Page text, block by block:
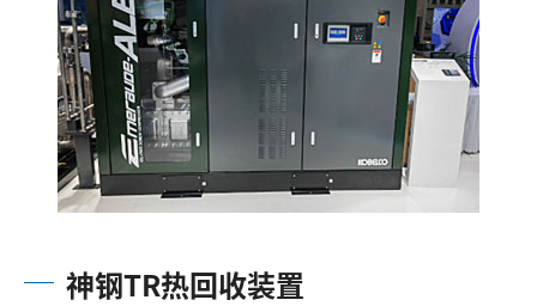
神钢TR热回收装置